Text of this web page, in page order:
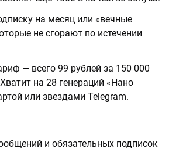
на месяц или «вечные
не сгорают по истечении
— всего 99 рублей за 150 000
на 28 генераций «Нано
или звездами Telegram.
и обязательных подписок